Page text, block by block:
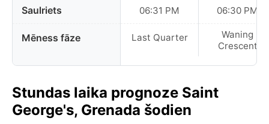
Saulriets
Mēness fāze
06:31 PM
Last Quarter
06:30 PM
Waning
Crescent
Stundas laika prognoze Saint
George's, Grenada šodien